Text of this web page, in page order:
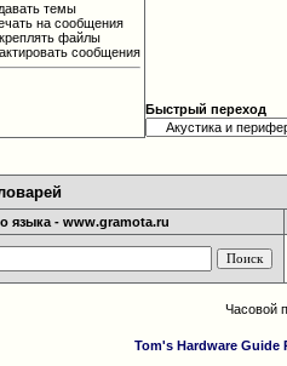
темы
на сообщения
файлы
сообщения
Быстрый переход
языка - www.gramota.ru
Часовой
Tom's Hardware Guide